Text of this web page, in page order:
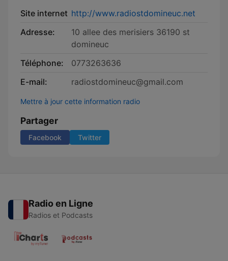
Site internet http://www.radiostdomineuc.net
Adresse:
10 allee des merisiers 36190 st
domineuc
Téléphone:
0773263636
E-mail:
radiostdomineuc@gmail.com
Mettre à jour cette information radio
Partager
Facebook Twitter
Radio en Ligne
Radios et Podcasts